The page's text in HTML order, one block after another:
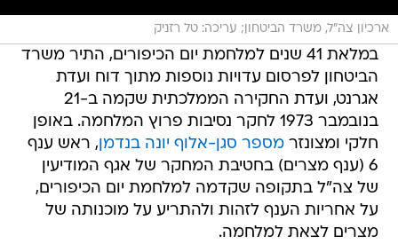
ארכיון צה"ל, משרד הביטחון; עריכה: טל רזניק
במלאת 41 שנים למלחמת יום הכיפורים, התיר משרד
הביטחון לפרסום עדויות נוספות מתוך דוח ועדת
אגרנט, ועדת החקירה הממלכתית שקמה ב-21
בנובמבר 1973 לחקר נסיבות פרוץ המלחמה. באופן
חלקי ומצונזרמספר סגן-אלוף יונה בנדמן, ראש ענף
6 (ענף מצרים) בחטיבת המחקר של אגף המודיעין
של צה"ל בתקופה שקדמה למלחמת יום הכיפורים,
על אחריות הענף לזהות ולהתריע על מוכנותה של
מצרים לצאת למלחמה.